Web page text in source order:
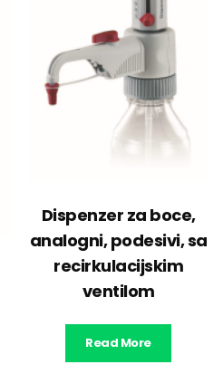
Dispenzer za boce,
analogni, podesivi, sa
recirkulacijskim
ventilom
Read More